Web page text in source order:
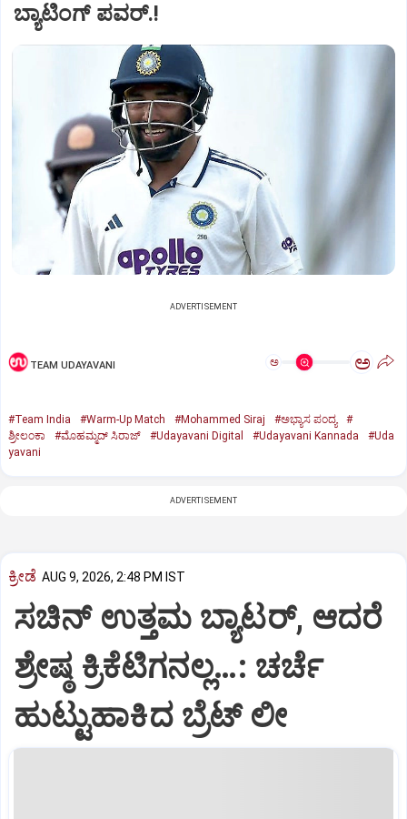
ಬ್ಯಾಟಿಂಗ್‌ ಪವರ್.!‌
ADVERTISEMENT
TEAM UDAYAVANI ಅ ಅ
#Team India #Warm-Up Match #Mohammed Siraj #ಅಭ್ಯಾಸ ಪಂದ್ಯ
#
ಶ್ರೀಲಂಕಾ
#ಮೊಹಮ್ಮದ್ ಸಿರಾಜ್ #Udayavani Digital #Udayavani Kannada
#Uda
yavani
ADVERTISEMENT
ಕ್ರೀಡೆ AUG 9, 2026, 2:48 PM IST
ಸಚಿನ್‌ ಉತ್ತಮ ಬ್ಯಾಟರ್‌, ಆದರೆ
ಶ್ರೇಷ್ಠ ಕ್ರಿಕೆಟಿಗನಲ್ಲ…: ಚರ್ಚೆ
ಹುಟ್ಟುಹಾಕಿದ ಬ್ರೆಟ್‌ ಲೀ